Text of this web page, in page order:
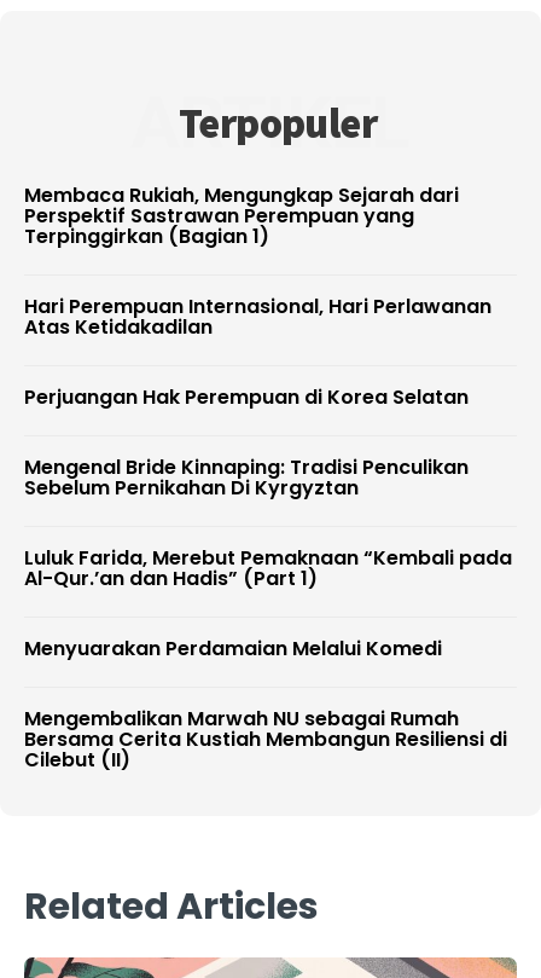
Terpopuler
ARTIKEL
Membaca Rukiah, Mengungkap Sejarah dari
Perspektif Sastrawan Perempuan yang
Terpinggirkan (Bagian 1)
Hari Perempuan Internasional, Hari Perlawanan
Atas Ketidakadilan
Perjuangan Hak Perempuan di Korea Selatan
Mengenal Bride Kinnaping: Tradisi Penculikan
Sebelum Pernikahan Di Kyrgyztan
Luluk Farida, Merebut Pemaknaan “Kembali pada
Al-Qur.’an dan Hadis” (Part 1)
Menyuarakan Perdamaian Melalui Komedi
Mengembalikan Marwah NU sebagai Rumah
Bersama Cerita Kustiah Membangun Resiliensi di
Cilebut (II)
Related Articles